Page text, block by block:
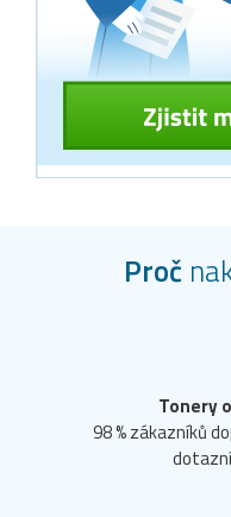
Proč
Tonery
98 % zákazníků